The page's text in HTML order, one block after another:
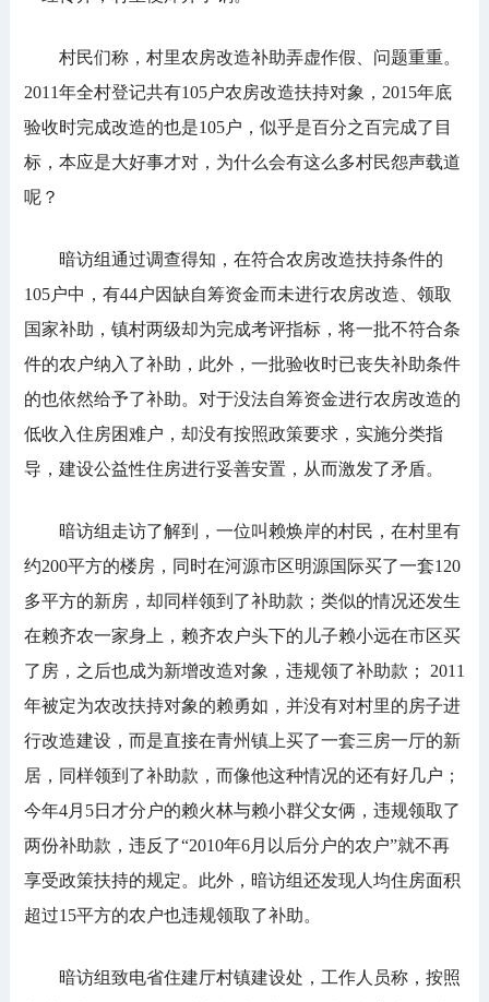
村民们称，村里农房改造补助弄虚作假、问题重重。
2011年全村登记共有105户农房改造扶持对象，2015年底
验收时完成改造的也是105户，似乎是百分之百完成了目
标，本应是大好事才对，为什么会有这么多村民怨声载道
呢？
暗访组通过调查得知，在符合农房改造扶持条件的
105户中，有44户因缺自筹资金而未进行农房改造、领取
国家补助，镇村两级却为完成考评指标，将一批不符合条
件的农户纳入了补助，此外，一批验收时已丧失补助条件
的也依然给予了补助。对于没法自筹资金进行农房改造的
低收入住房困难户，却没有按照政策要求，实施分类指
导，建设公益性住房进行妥善安置，从而激发了矛盾。
暗访组走访了解到，一位叫赖焕岸的村民，在村里有
约200平方的楼房，同时在河源市区明源国际买了一套120
多平方的新房，却同样领到了补助款；类似的情况还发生
在赖齐农一家身上，赖齐农户头下的儿子赖小远在市区买
了房，之后也成为新增改造对象，违规领了补助款； 2011
年被定为农改扶持对象的赖勇如，并没有对村里的房子进
行改造建设，而是直接在青州镇上买了一套三房一厅的新
居，同样领到了补助款，而像他这种情况的还有好几户；
今年4月5日才分户的赖火林与赖小群父女俩，违规领取了
两份补助款，违反了“2010年6月以后分户的农户”就不再
享受政策扶持的规定。此外，暗访组还发现人均住房面积
超过15平方的农户也违规领取了补助。
暗访组致电省住建厅村镇建设处，工作人员称，按照